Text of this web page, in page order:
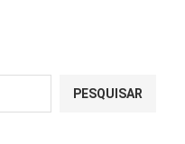
PESQUISAR